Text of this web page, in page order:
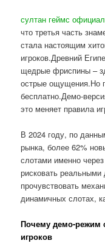
султан геймс
что третья часть
стала настоящим
игроков.Древний
щедрые фриспины –
острые ощущения.Но
бесплатно.Демо-
это меняет правила
В 2024 году, по
рынка, более 62%
слотами именно
рисковать
прочувствовать
динамичных слотах,
Почему демо-режим
игроков